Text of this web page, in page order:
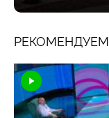
РЕКОМЕНДУЕМ